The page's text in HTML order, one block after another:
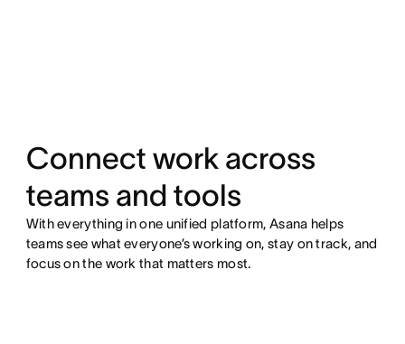
Connect work across
teams and tools
With everything in one unified platform, Asana helps
teams see what everyone’s working on, stay on track, and
focus on the work that matters most.